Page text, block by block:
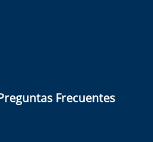
Frecuentes